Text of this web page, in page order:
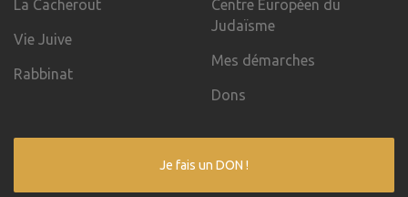
La Cacherout
Vie Juive
Rabbinat
Centre Européen du
Judaïsme
Mes démarches
Dons
Je fais un DON !